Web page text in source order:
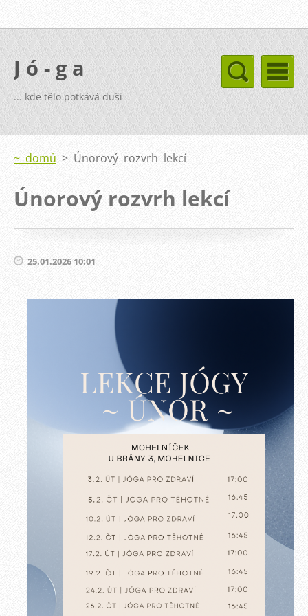
J ó - g a
... kde tělo potkává duši
~ domů > Únorový rozvrh lekcí
Únorový rozvrh lekcí
25.01.2026 10:01